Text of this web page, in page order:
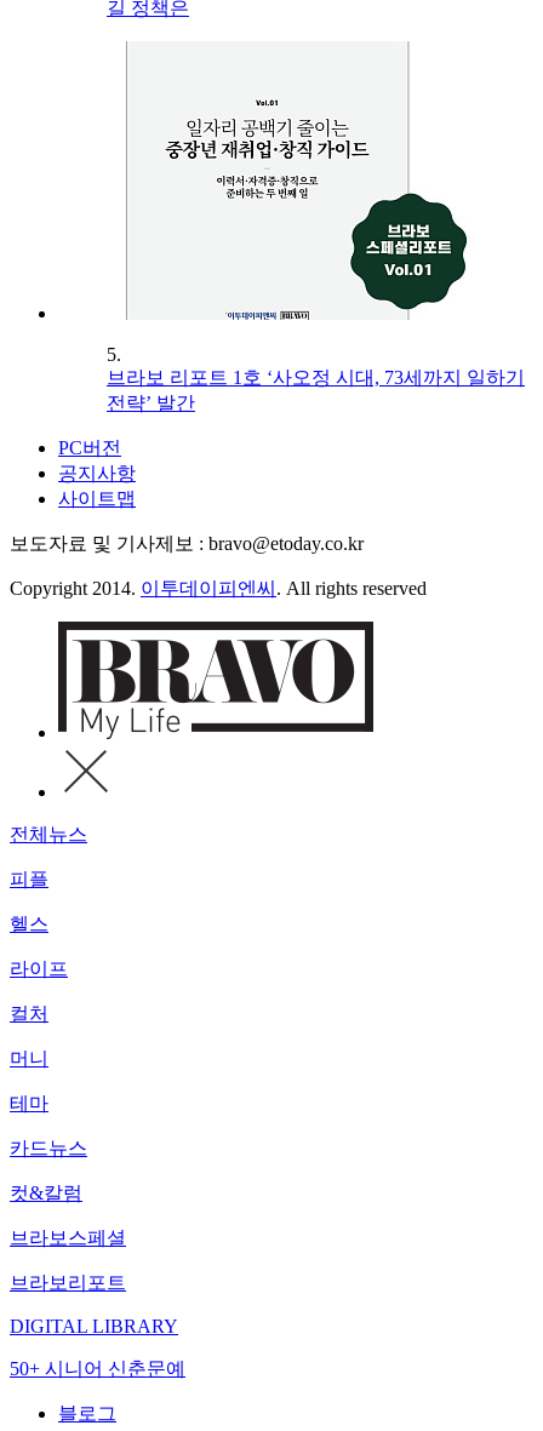
길 정책은
5.
브라보 리포트 1호 ‘사오정 시대, 73세까지 일하기
전략’ 발간
PC버전
공지사항
사이트맵
보도자료 및 기사제보 : bravo@etoday.co.kr
Copyright 2014. 이투데이피엔씨 . All rights reserved
전체뉴스
피플
헬스
라이프
컬처
머니
테마
카드뉴스
컷&칼럼
브라보스페셜
브라보리포트
DIGITAL LIBRARY
50+ 시니어 신춘문예
블로그